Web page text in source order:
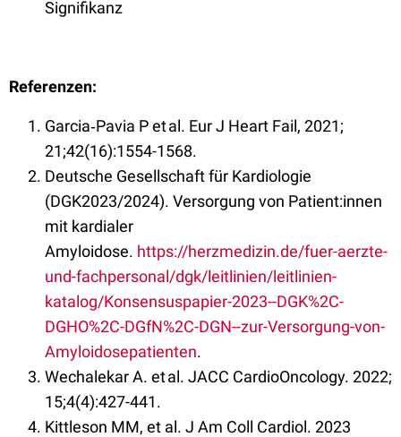
Signifikanz
Referenzen:
Garcia‑Pavia P et al. Eur J Heart Fail, 2021;
21;42(16):1554-1568.
Deutsche Gesellschaft für Kardiologie
(DGK2023/2024). Versorgung von Patient:innen
mit kardialer
Amyloidose. https://herzmedizin.de/fuer-aerzte-
und-fachpersonal/dgk/leitlinien/leitlinien-
katalog/Konsensuspapier-2023--DGK%2C-
DGHO%2C-DGfN%2C-DGN--zur-Versorgung-von-
Amyloidosepatienten.
Wechalekar A. et al. JACC CardioOncology. 2022;
15;4(4):427-441.
Kittleson MM, et al. J Am Coll Cardiol. 2023